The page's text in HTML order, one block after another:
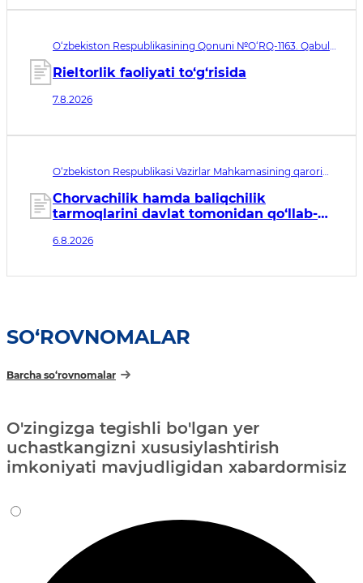
O‘zbekiston Respublikasining Qonuni №O‘RQ-1163. Qabul
Rieltorlik faoliyati to‘g‘risida
7.8.2026
O‘zbekiston Respublikasi Vazirlar Mahkamasining qarori
sanasi 07.08.2026
Chorvachilik hamda baliqchilik
tarmoqlarini davlat tomonidan qo‘llab-
tadbirlari to‘g‘risida
6.8.2026
SO‘ROVNOMALAR
Barcha so‘rovnomalar
O'zingizga tegishli bo'lgan yer
uchastkangizni xususiylashtirish
imkoniyati mavjudligidan xabardormisiz